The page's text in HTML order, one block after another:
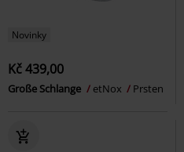
Novinky
Kč 439,00
Große Schlange etNox Prsten